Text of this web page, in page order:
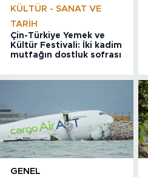
KÜLTÜR - SANAT VE
TARIH
Çin-Türkiye Yemek ve
Kültür Festivali: İki kadim
mutfağın dostluk sofrası
GENEL